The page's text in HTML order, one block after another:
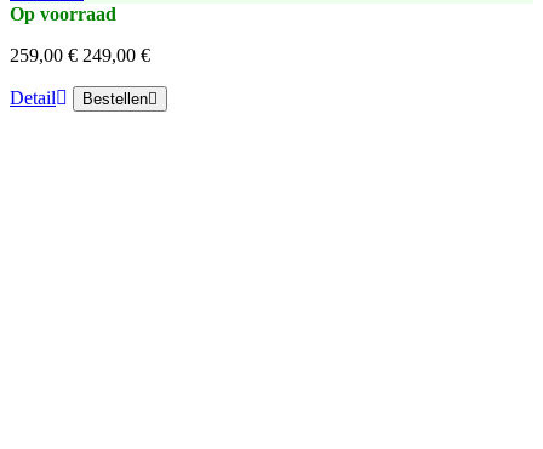
Op voorraad
259,00 € 249,00 €
Detail Bestellen